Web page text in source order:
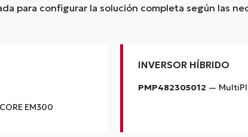
para configurar la solución completa según las
EM300
INVERSOR HÍBRIDO
PMP482305012 —